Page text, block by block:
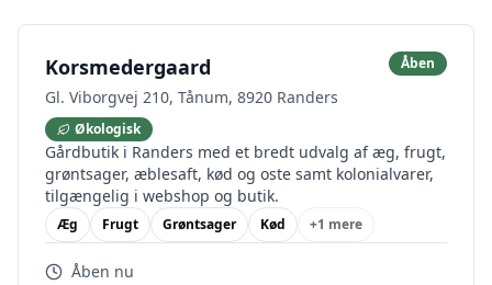
Korsmedergaard
Gl. Viborgvej 210, Tånum, 8920 Randers
Åben
Økologisk
Gårdbutik i Randers med et bredt udvalg af æg, frugt,
grøntsager, æblesaft, kød og oste samt kolonialvarer,
tilgængelig i webshop og butik.
Æg Frugt Grøntsager Kød +1 mere
Åben nu